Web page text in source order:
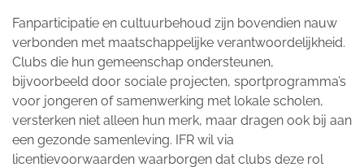
Fanparticipatie en cultuurbehoud zijn bovendien nauw
verbonden met maatschappelijke verantwoordelijkheid.
Clubs die hun gemeenschap ondersteunen,
bijvoorbeeld door sociale projecten, sportprogramma’s
voor jongeren of samenwerking met lokale scholen,
versterken niet alleen hun merk, maar dragen ook bij aan
een gezonde samenleving. IFR wil via
licentievoorwaarden waarborgen dat clubs deze rol